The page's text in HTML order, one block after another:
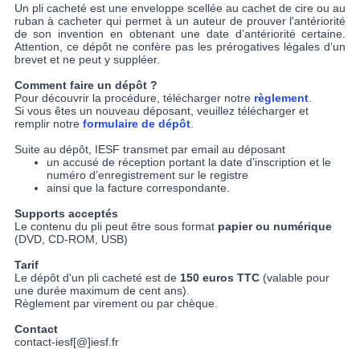
Un pli cacheté est une enveloppe scellée au cachet de cire ou au
ruban à cacheter qui permet à un auteur de prouver l'antériorité
de son invention en obtenant une date d’antériorité certaine.
Attention, ce dépôt ne confère pas les prérogatives légales d’un
brevet et ne peut y suppléer.
Comment faire un dépôt ?
Pour découvrir la procédure, télécharger notre règlement.
Si vous êtes un nouveau déposant, veuillez télécharger et
remplir notre formulaire de dépôt.
Suite au dépôt, IESF transmet par email au déposant
un accusé de réception portant la date d’inscription et le
numéro d’enregistrement sur le registre
ainsi que la facture correspondante.
Supports acceptés
Le contenu du pli peut être sous format papier ou numérique
(DVD, CD-ROM, USB)
Tarif
Le dépôt d'un pli cacheté est de 150 euros TTC(valable pour
une durée maximum de cent ans).
Règlement par virement ou par chèque.
Contact
contact-iesf[@]iesf.fr